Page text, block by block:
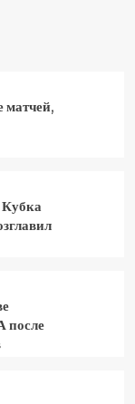
матчей,
Кубка
после